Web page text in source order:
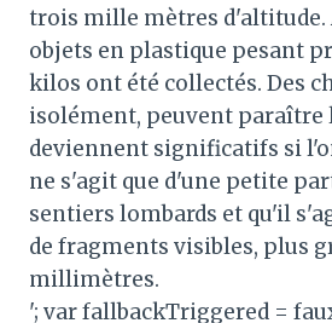
trois mille mètres d'altitude.
objets en plastique pesant
kilos ont été collectés. Des
isolément, peuvent paraître
deviennent significatifs si
ne s'agit que d'une petite
sentiers lombards et qu'il
de fragments visibles, plus
millimètres.
'; var fallbackTriggered =